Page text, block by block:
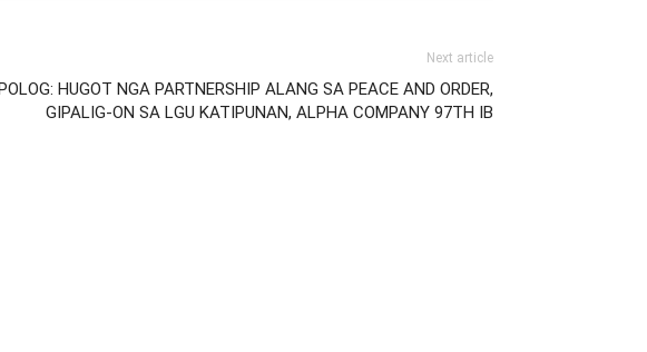
Next article
HUGOT NGA PARTNERSHIP ALANG SA PEACE AND ORDER,
GIPALIG-ON SA LGU KATIPUNAN, ALPHA COMPANY 97TH IB